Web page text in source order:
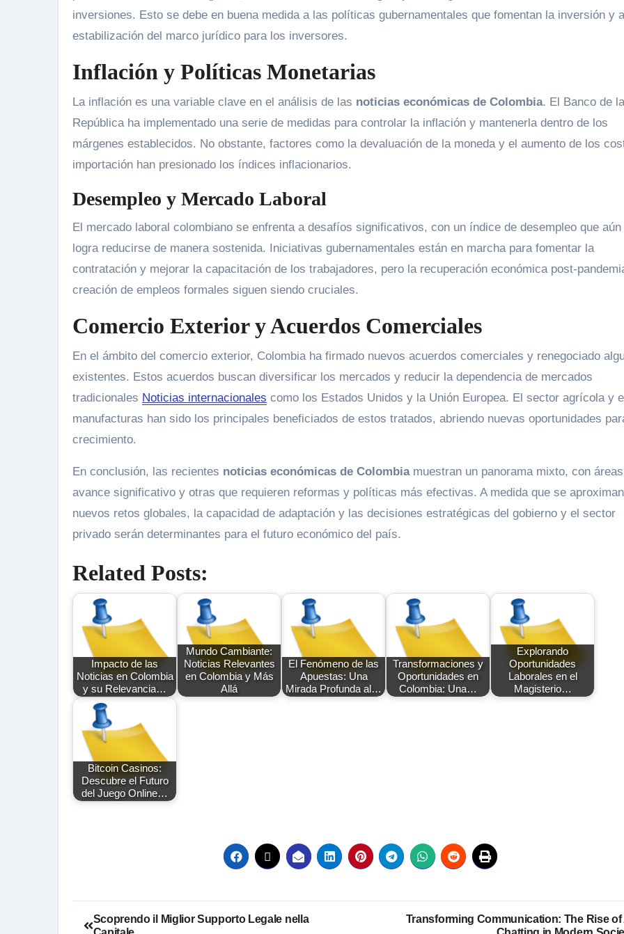
inversiones. Esto se debe en buena medida a las políticas gubernamentales que fomentan la inversión y
estabilización del marco jurídico para los inversores.
Inflación y Políticas Monetarias
La inflación es una variable clave en el análisis de las noticias económicas de Colombia. El Banco de la
República ha implementado una serie de medidas para controlar la inflación y mantenerla dentro de los
márgenes establecidos. No obstante, factores como la devaluación de la moneda y el aumento de los
importación han presionado los índices inflacionarios.
Desempleo y Mercado Laboral
El mercado laboral colombiano se enfrenta a desafíos significativos, con un índice de desempleo que aún
logra reducirse de manera sostenida. Iniciativas gubernamentales están en marcha para fomentar la
contratación y mejorar la capacitación de los trabajadores, pero la recuperación económica post-
creación de empleos formales siguen siendo cruciales.
Comercio Exterior y Acuerdos Comerciales
En el ámbito del comercio exterior, Colombia ha firmado nuevos acuerdos comerciales y renegociado
existentes. Estos acuerdos buscan diversificar los mercados y reducir la dependencia de mercados
tradicionales Noticias internacionales como los Estados Unidos y la Unión Europea. El sector agrícola y
manufacturas han sido los principales beneficiados de estos tratados, abriendo nuevas oportunidades
crecimiento.
En conclusión, las recientes noticias económicas de Colombiamuestran un panorama mixto, con
avance significativo y otras que requieren reformas y políticas más efectivas. A medida que se aproximan
nuevos retos globales, la capacidad de adaptación y las decisiones estratégicas del gobierno y el sector
privado serán determinantes para el futuro económico del país.
Related Posts:
Impacto de las
Noticias en Colombia
y su Relevancia…
Mundo Cambiante:
Noticias Relevantes
en Colombia y Más
Allá
El Fenómeno de las
Apuestas: Una
Mirada Profunda al…
Transformaciones y
Oportunidades en
Colombia: Una…
Explorando
Oportunidades
Laborales en el
Magisterio…
Bitcoin Casinos:
Descubre el Futuro
del Juego Online…
Post
Scoprendo il Miglior Supporto Legale nella
Transforming Communication: The Rise of